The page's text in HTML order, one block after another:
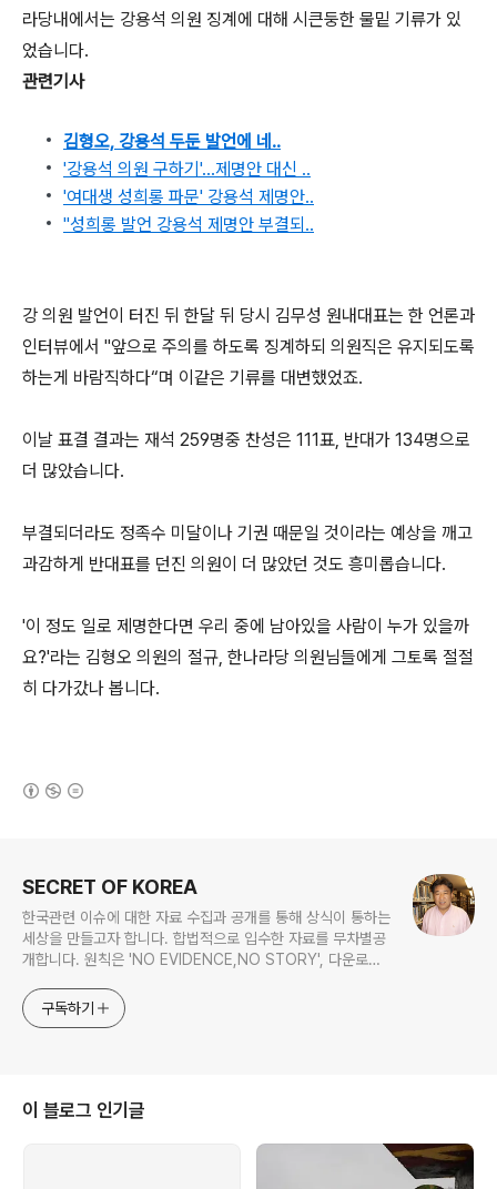
라당내에서는 강용석 의원 징계에 대해 시큰둥한 물밑 기류가 있
었습니다.
관련기사
김형오, 강용석 두둔 발언에 네..
'강용석 의원 구하기'…제명안 대신 ..
'여대생 성희롱 파문' 강용석 제명안..
"성희롱 발언 강용석 제명안 부결되..
강 의원 발언이 터진 뒤 한달 뒤 당시 김무성 원내대표는 한 언론과
인터뷰에서 "앞으로 주의를 하도록 징계하되 의원직은 유지되도록
하는게 바람직하다“며 이같은 기류를 대변했었죠.
이날 표결 결과는 재석 259명중 찬성은 111표, 반대가 134명으로
더 많았습니다.
부결되더라도 정족수 미달이나 기권 때문일 것이라는 예상을 깨고
과감하게 반대표를 던진 의원이 더 많았던 것도 흥미롭습니다.
'이 정도 일로 제명한다면 우리 중에 남아있을 사람이 누가 있을까
요?'라는 김형오 의원의 절규, 한나라당 의원님들에게 그토록 절절
히 다가갔나 봅니다.
SECRET OF KOREA
한국관련 이슈에 대한 자료 수집과 공개를 통해 상식이 통하는
세상을 만들고자 합니다. 합법적으로 입수한 자료를 무차별공
개합니다. 원칙은 'NO EVIDENCE,NO STORY', 다운로드
jesim56@gmail.com, 안보일때는 구글리더나 RSS로!!
구독하기
이 블로그 인기글